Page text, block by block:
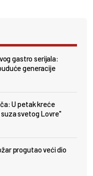
gastro serijala:
generacije
U petak kreće
svetog Lovre"
progutao veći dio